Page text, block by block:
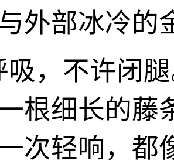
外部冰冷的
吸，不许闭
根细长的藤
次轻响，都